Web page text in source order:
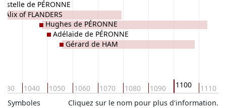
1040 1050 1060 1070 1080 1090 1100 1110
Estelle de PÉRONNE
Alix of FLANDERS
Hughes de PÉRONNE
Adélaïde de PÉRONNE
Gérard de HAM
Cliquez sur le nom pour plus d'information.
Symboles